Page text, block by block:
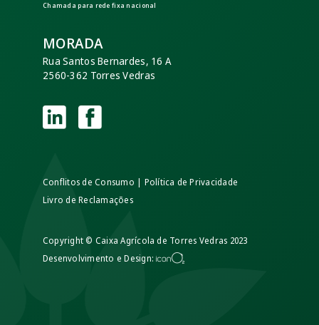
Chamada para rede fixa nacional
MORADA
Rua Santos Bernardes, 16 A
2560-362 Torres Vedras
Conflitos de Consumo | Política de Privacidade
Livro de Reclamações
Copyright © Caixa Agrícola de Torres Vedras 2023
Desenvolvimento e Design: